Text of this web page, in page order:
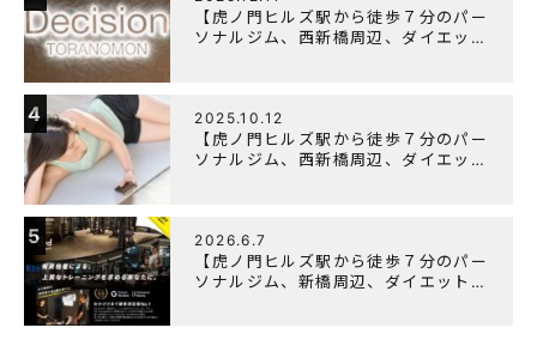
【虎ノ門ヒルズ駅から徒歩７分のパー
ソナルジム、西新橋周辺、ダイエット
4 2025.10.12
【虎ノ門ヒルズ駅から徒歩７分のパー
ソナルジム、西新橋周辺、ダイエット
5 2026.6.7
【虎ノ門ヒルズ駅から徒歩７分のパー
ソナルジム、新橋周辺、ダイエットに